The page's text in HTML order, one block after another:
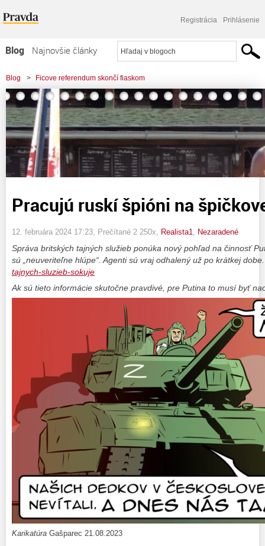
Registrácia Prihlásenie
Blog
Najnovšie články
Najčítanejšie články
Najkomentovanejšie články
Zoznam blogov
Komerčné blogy
Blog > Ficove referendum skončí fiaskom
> Pracujú ruskí špióni na špičkovej úrovni?
Pracujú ruskí špióni na
12. februára 2024 17:23 , Prečítané 2 250x, Realista1 Nezaradené
Správa britských tajných služieb ponúka nový pohľad na činnosť
sú „neuveriteľne hlúpe“. Agenti sú vraj odhalený už po krátkej
tajnych-sluzieb-sokuje
Ak sú tieto informácie skutočne pravdivé, pre Putina to musí byť
Karikatúra Gašparec 21.08.2023